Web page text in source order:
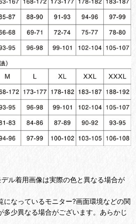
ル着用画像は実際の色と異なる場合が
なっているモニター?画面環境などの関
多少異なる場合がございます。あらかじ